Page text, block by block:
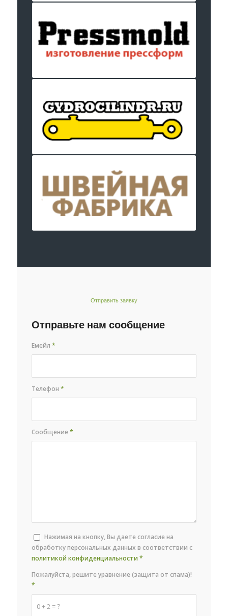
Отправить заявку
Отправьте нам сообщение
Емейл*
Телефон*
Сообщение*
Нажимая на кнопку, Вы даете согласие на
обработку персональных данных в соответствии с
политикой конфиденциальности *
0 + 2 = ?
Пожалуйста, решите уравнение (защита от спама)!
*